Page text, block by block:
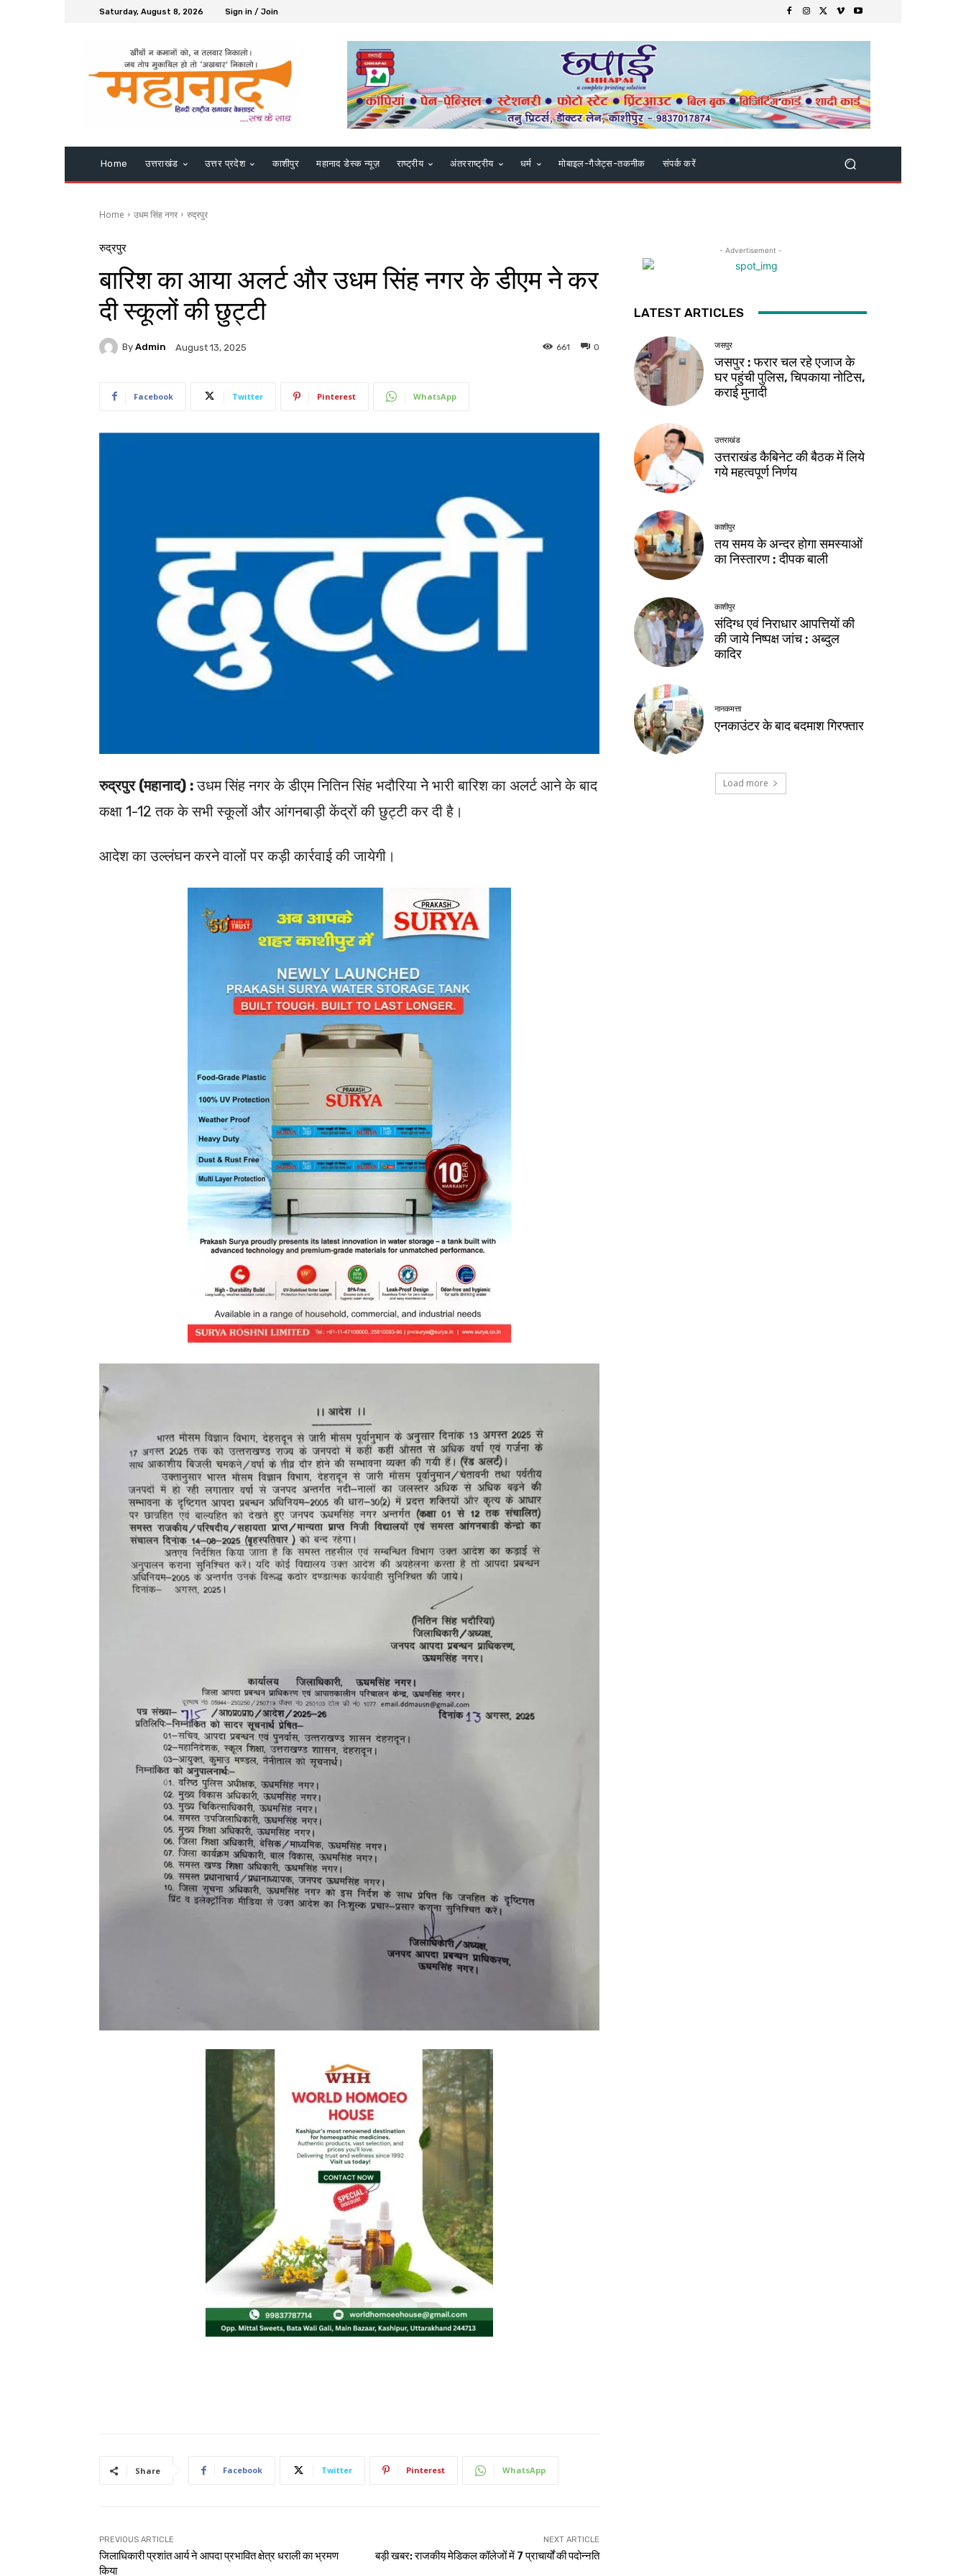
Saturday, August 8, 2026 Sign in / Join
Home उत्तराखंड उत्तर प्रदेश काशीपुर महानाद डेस्क न्यूज़ राष्ट्रीय अंतरराष्ट्रीय धर्म मोबाइल-गैजेट्स-तकनीक संपर्क करें
Home उधम सिंह नगर रुद्रपुर
रुद्रपुर
बारिश का आया अलर्ट और उधम सिंह नगर के डीएम ने कर
दी स्कूलों की छुट्टी
By Admin August 13, 2025 0
661
Facebook Twitter Pinterest WhatsApp
रुद्रपुर (महानाद) :उधम सिंह नगर के डीएम नितिन सिंह भदौरिया नेे भारी बारिश का अलर्ट आने के बाद
कक्षा 1-12 तक के सभी स्कूलों और आंगनबाड़ी केंद्रों की छुट्टी कर दी है।
आदेश का उल्लंघन करने वालों पर कड़ी कार्रवाई की जायेगी।
Share Facebook Twitter Pinterest WhatsApp
PREVIOUS ARTICLE
जिलाधिकारी प्रशांत आर्य ने आपदा प्रभावित क्षेत्र धराली का भ्रमण
किया
NEXT ARTICLE
बड़ी खबर: राजकीय मेडिकल कॉलेजों में 7 प्राचार्यों की पदोन्नति
- Advertisement -
LATEST ARTICLES
जसपुर
जसपुर : फरार चल रहे एजाज के
घर पहुंची पुलिस, चिपकाया नोटिस,
कराई मुनादी
उत्तराखंड
उत्तराखंड कैबिनेट की बैठक में लिये
गये महत्वपूर्ण निर्णय
काशीपुर
तय समय के अन्दर होगा समस्याओं
का निस्तारण : दीपक बाली
काशीपुर
संदिग्ध एवं निराधार आपत्तियों की
की जाये निष्पक्ष जांच : अब्दुल
कादिर
नानकमत्ता
एनकाउंटर के बाद बदमाश गिरफ्तार
Load more